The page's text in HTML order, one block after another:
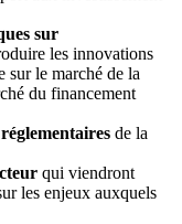
sur
les innovations
sur le marché de la
du financement
réglementaires de la
qui viendront
les enjeux auxquels